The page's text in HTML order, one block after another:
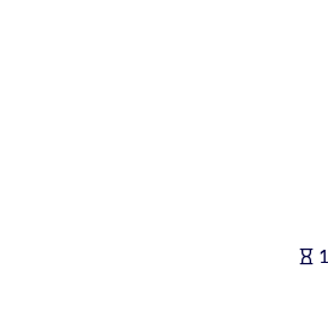
Bereichern Sie Ihre
Nutzen Sie verlässliches,